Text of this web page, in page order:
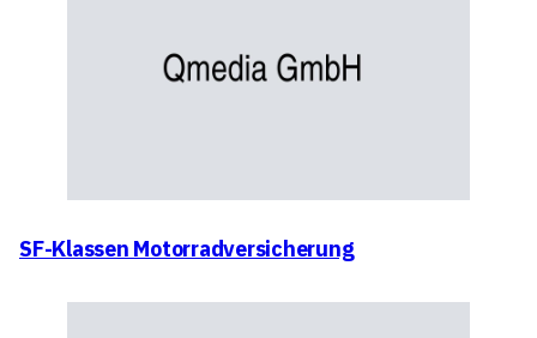
SF-Klassen Motorradversicherung